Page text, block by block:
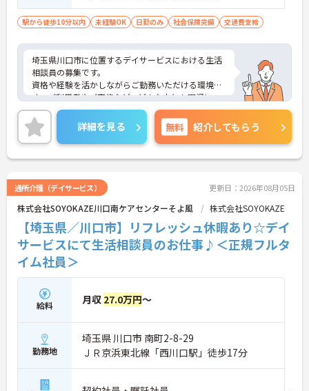
駅から徒歩10分以内 未経験OK 日勤のみ 社会保険完備 交通費支給
埼玉県川口市に位置するデイサービスにおける生活
相談員の募集です。
資格や経験を活かしながらご勤務いただける環境で
す。ご利用者やご家族など、どんな方とも円滑にコ
ミュニケーションをとれる方を募集しています。
ご興味のある方には、面接対策ポイントなど、さら
に詳細をご案内しますのでお気軽にご相談くださ
い！
詳細を見る 無料 紹介してもらう
通所介護（デイサービス） 更新日：2026年08月05日
株式会社SOYOKAZE川口南ケアセンターそよ風 株式会社SOYOKAZE
【埼玉県／川口市】リフレッシュ休暇あり☆デイ
サービスにて生活相談員のお仕事♪＜正規フルタ
イム社員＞
給料 月収 27.0万円～
勤務地
埼玉県 川口市 南町2-8-29
ＪＲ京浜東北線「西川口駅」徒歩17分